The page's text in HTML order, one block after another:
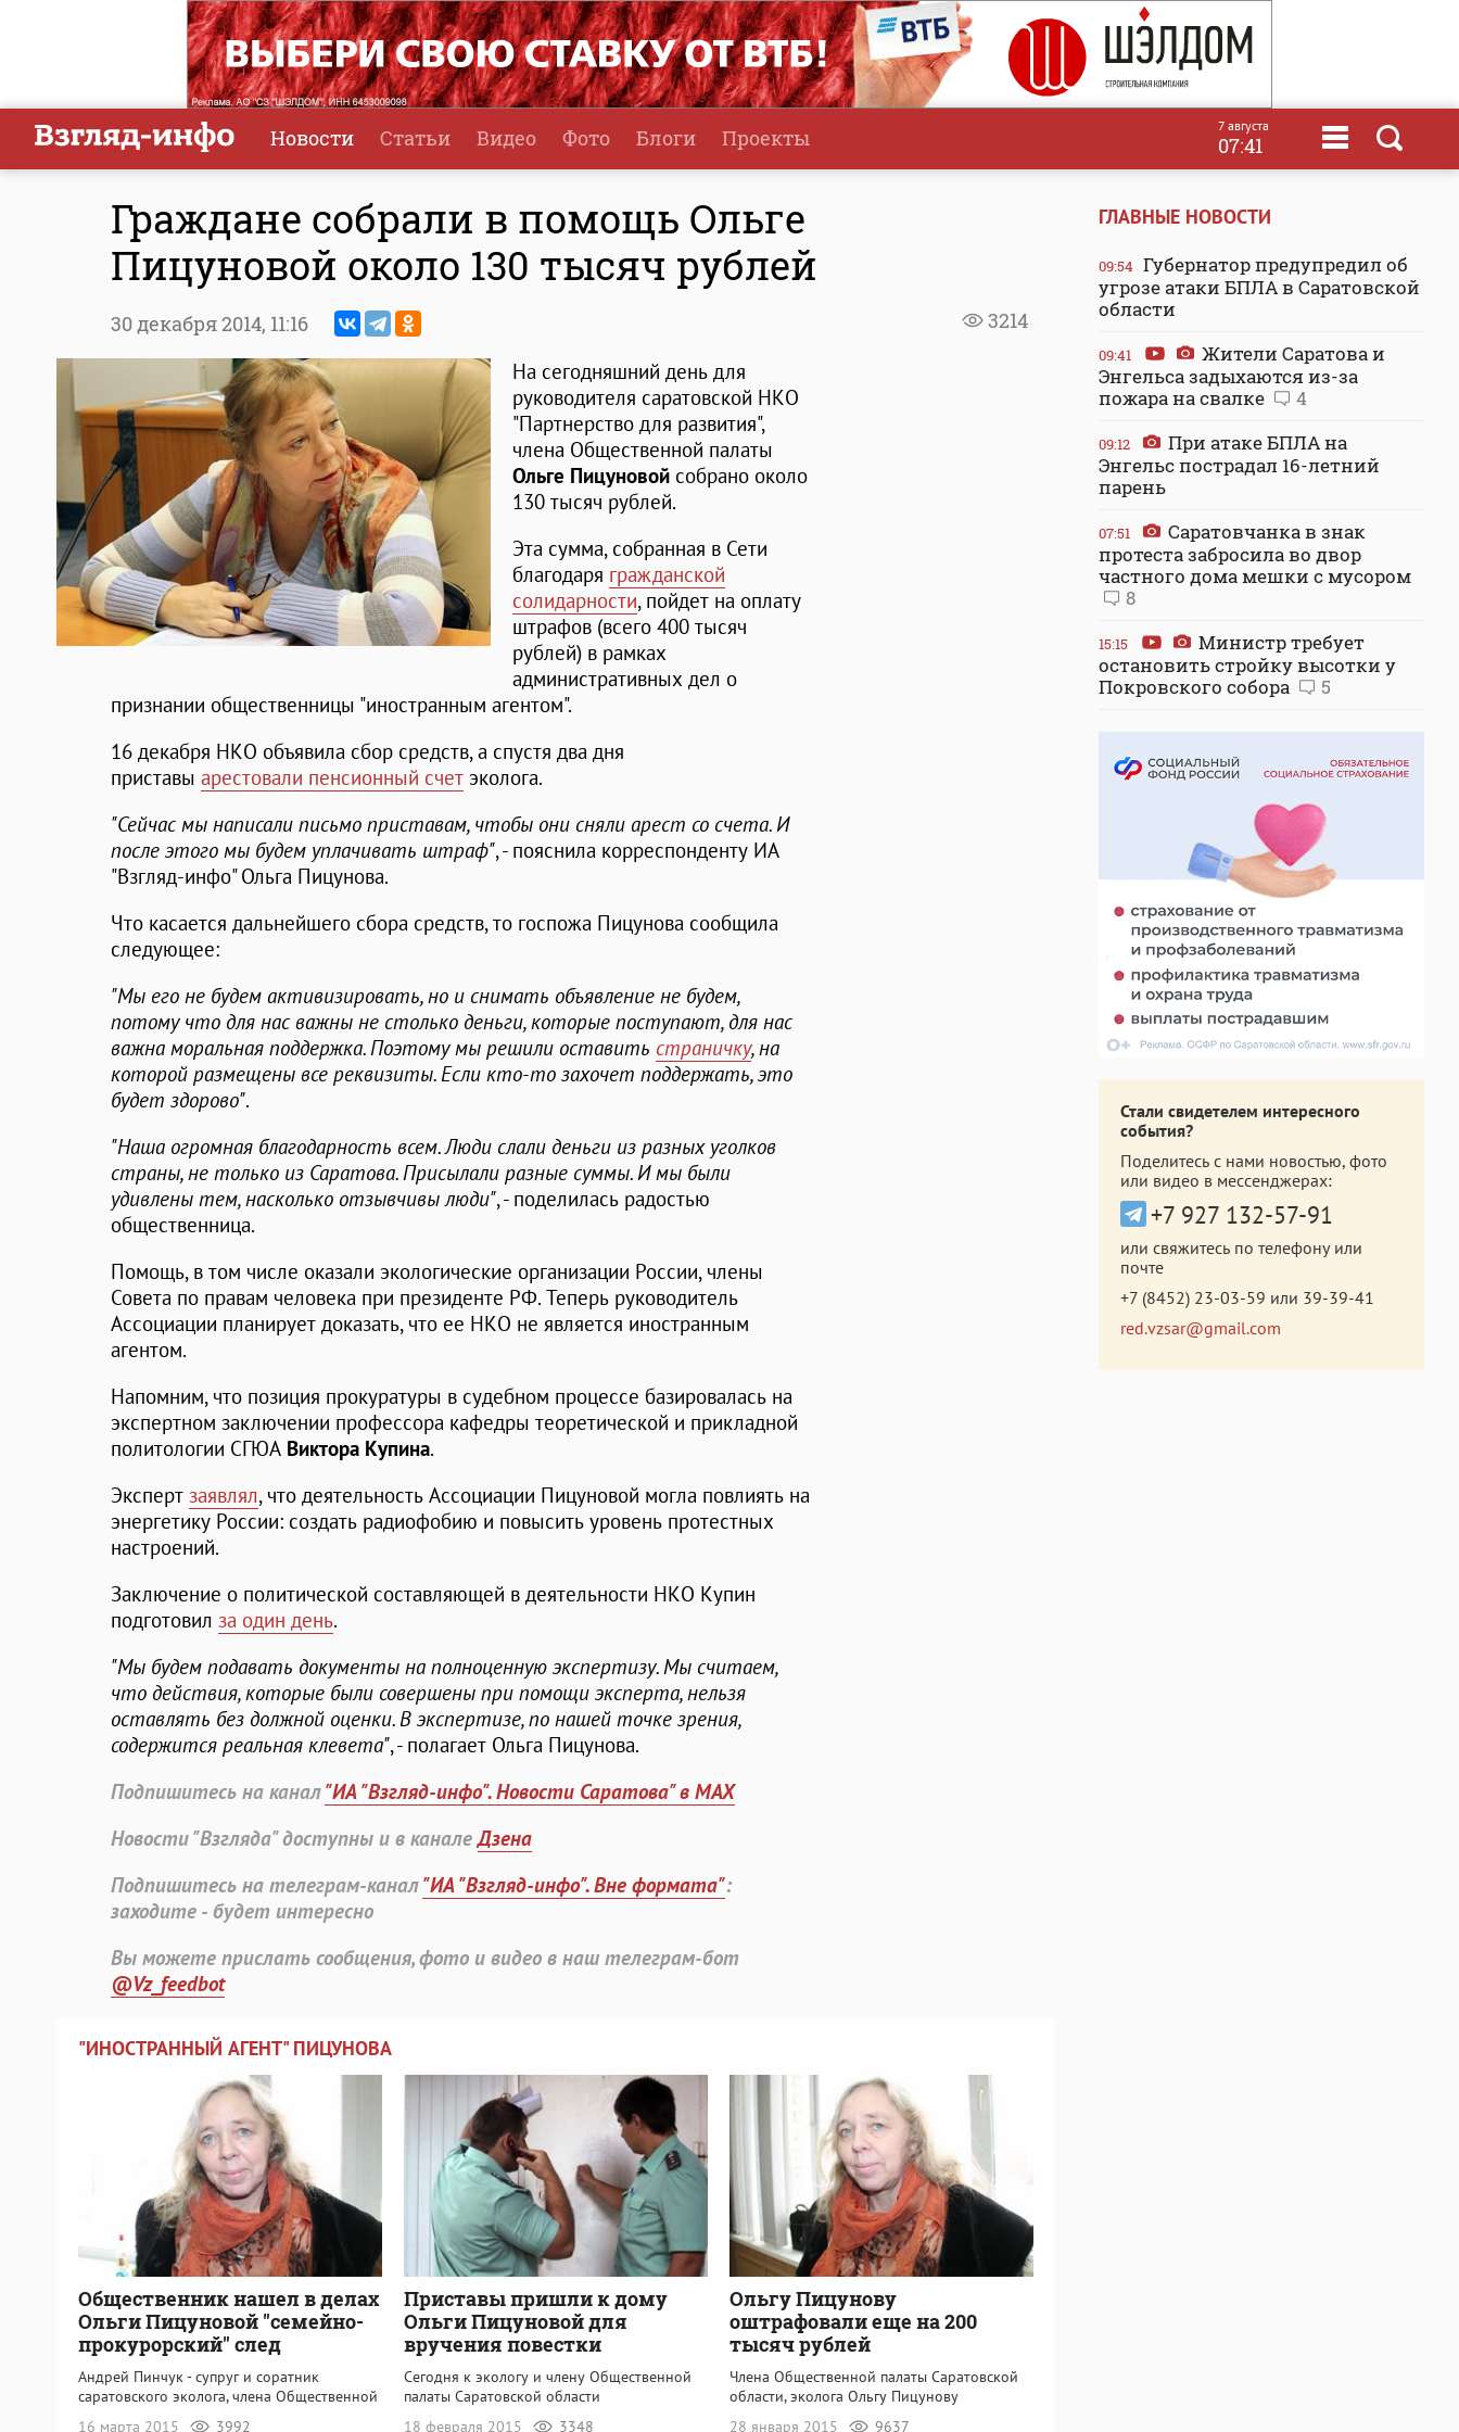
Новости Статьи Видео Фото Блоги Проекты 7 августа
07:41
Граждане собрали в помощь Ольге
Пицуновой около 130 тысяч рублей
3214
30 декабря 2014, 11:16
На сегодняшний день для
руководителя саратовской НКО
"Партнерство для развития",
члена Общественной палаты
Ольге Пицуновой собрано около
130 тысяч рублей.
Эта сумма, собранная в Сети
благодаря гражданской
солидарности, пойдет на оплату
штрафов (всего 400 тысяч
рублей) в рамках
административных дел о
признании общественницы "иностранным агентом".
16 декабря НКО объявила сбор средств, а спустя два дня
приставы арестовали пенсионный счет эколога.
"Сейчас мы написали письмо приставам, чтобы они сняли арест со счета. И
после этого мы будем уплачивать штраф", - пояснила корреспонденту ИА
"Взгляд-инфо" Ольга Пицунова.
Что касается дальнейшего сбора средств, то госпожа Пицунова сообщила
следующее:
"Мы его не будем активизировать, но и снимать объявление не будем,
потому что для нас важны не столько деньги, которые поступают, для нас
важна моральная поддержка. Поэтому мы решили оставить страничку, на
которой размещены все реквизиты. Если кто-то захочет поддержать, это
будет здорово".
"Наша огромная благодарность всем. Люди слали деньги из разных уголков
страны, не только из Саратова. Присылали разные суммы. И мы были
удивлены тем, насколько отзывчивы люди", - поделилась радостью
общественница.
Помощь, в том числе оказали экологические организации России, члены
Совета по правам человека при президенте РФ. Теперь руководитель
Ассоциации планирует доказать, что ее НКО не является иностранным
агентом.
Напомним, что позиция прокуратуры в судебном процессе базировалась на
экспертном заключении профессора кафедры теоретической и прикладной
политологии СГЮА Виктора Купина.
Эксперт заявлял, что деятельность Ассоциации Пицуновой могла повлиять на
энергетику России: создать радиофобию и повысить уровень протестных
настроений.
Заключение о политической составляющей в деятельности НКО Купин
подготовил за один день.
"Мы будем подавать документы на полноценную экспертизу. Мы считаем,
что действия, которые были совершены при помощи эксперта, нельзя
оставлять без должной оценки. В экспертизе, по нашей точке зрения,
содержится реальная клевета", - полагает Ольга Пицунова.
Подпишитесь на канал"ИА "Взгляд-инфо". Новости Саратова" в MAX
Новости "Взгляда" доступны и в каналеДзена
Подпишитесь на телеграм-канал"ИА "Взгляд-инфо". Вне формата":
заходите - будет интересно
Вы можете прислать сообщения, фото и видео в наш телеграм-бот
@Vz_feedbot
"ИНОСТРАННЫЙ АГЕНТ" ПИЦУНОВА
Общественник нашел в делах
Ольги Пицуновой "семейно-
прокурорский" след
Андрей Пинчук - супруг и соратник
саратовского эколога, члена Общественной
16 марта 2015
3992
Приставы пришли к дому
Ольги Пицуновой для
вручения повестки
Сегодня к экологу и члену Общественной
палаты Саратовской области
18 февраля 2015
3348
Ольгу Пицунову
оштрафовали еще на 200
тысяч рублей
Члена Общественной палаты Саратовской
области, эколога Ольгу Пицунову
28 января 2015
9637
ГЛАВНЫЕ НОВОСТИ
09:54 Губернатор предупредил об
угрозе атаки БПЛА в Саратовской
области
09:41
Жители Саратова и
Энгельса задыхаются из-за
пожара на свалке
4
09:12
При атаке БПЛА на
Энгельс пострадал 16-летний
парень
07:51
Саратовчанка в знак
протеста забросила во двор
частного дома мешки с мусором
8
15:15
Министр требует
остановить стройку высотки у
Покровского собора
5
Стали свидетелем интересного
события?
Поделитесь с нами новостью, фото
или видео в мессенджерах:
+7 927 132-57-91
или свяжитесь по телефону или
почте
+7 (8452) 23-03-59 или 39-39-41
red.vzsar@gmail.com